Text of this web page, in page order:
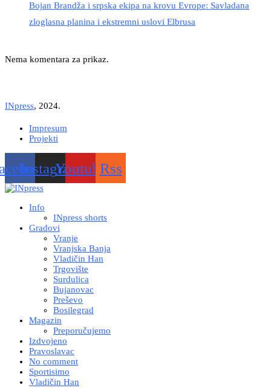
Bojan Brandža i srpska ekipa na krovu Evrope: Savladana
zloglasna planina i ekstremni uslovi Elbrusa
Nema komentara za prikaz.
INpress, 2024.
Impresum
Projekti
InstagramYoutubeRss
Info
INpress shorts
Gradovi
Vranje
Vranjska Banja
Vladičin Han
Trgovište
Surdulica
Bujanovac
Preševo
Bosilegrad
Magazin
Preporučujemo
Izdvojeno
Pravoslavac
No comment
Sportisimo
Vladičin Han